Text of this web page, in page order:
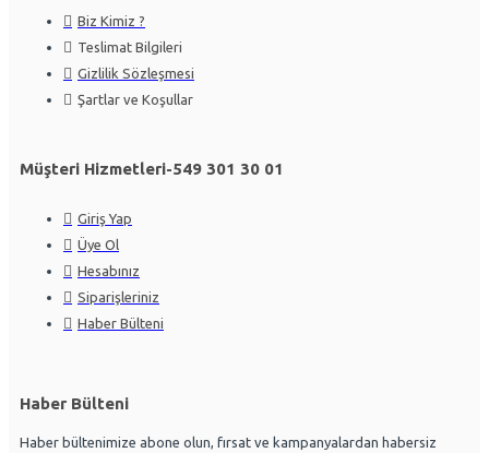
Biz Kimiz ?
Teslimat Bilgileri
Gizlilik Sözleşmesi
Şartlar ve Koşullar
Müşteri Hizmetleri-549 301 30 01
Giriş Yap
Üye Ol
Hesabınız
Siparişleriniz
Haber Bülteni
Haber Bülteni
Haber bültenimize abone olun, fırsat ve kampanyalardan habersiz